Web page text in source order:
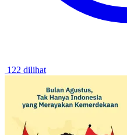
122 dilihat